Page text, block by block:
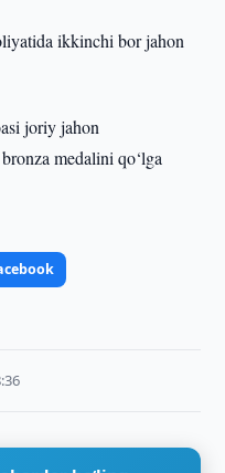
ikkinchi bor jahon
joriy jahon
medalini qo‘lga